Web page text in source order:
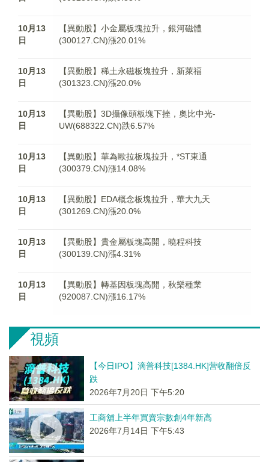
10月13
日
【異動股】小金屬板塊拉升，銀河磁體
(300127.CN)漲20.01%
10月13
日
【異動股】稀土永磁板塊拉升，新萊福
(301323.CN)漲20.0%
10月13
日
【異動股】3D攝像頭板塊下挫，奧比中光-
UW(688322.CN)跌6.57%
10月13
日
【異動股】華為歐拉板塊拉升，*ST東通
(300379.CN)漲14.08%
10月13
日
【異動股】EDA概念板塊拉升，華大九天
(301269.CN)漲20.0%
10月13
日
【異動股】貴金屬板塊高開，曉程科技
(300139.CN)漲4.31%
10月13
日
【異動股】轉基因板塊高開，秋樂種業
(920087.CN)漲16.17%
視頻
【今日IPO】滴普科技[1384.HK]营收翻倍反
跌
2026年7月20日 下午5:20
工商舖上半年買賣宗數創4年新高
2026年7月14日 下午5:43